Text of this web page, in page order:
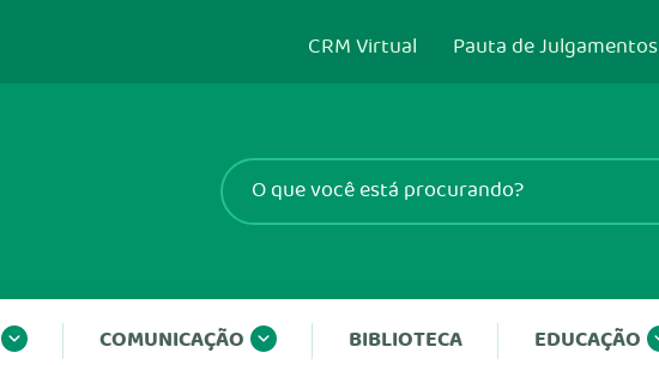
CRM Virtual Pauta de Julgamentos
COMUNICAÇÃO BIBLIOTECA EDUCAÇÃO